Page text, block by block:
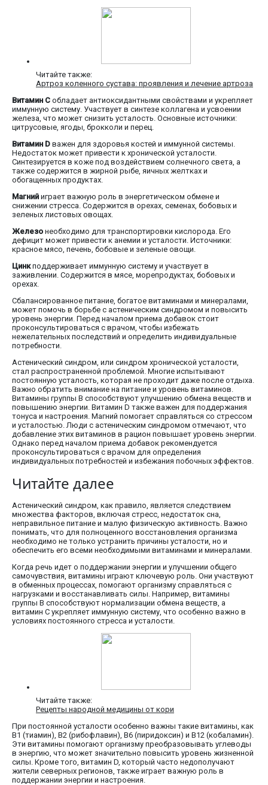
Читайте также:
Артроз коленного сустава: проявления и лечение артроза
Витамин C обладает антиоксидантными свойствами и укрепляет
иммунную систему. Участвует в синтезе коллагена и усвоении
железа, что может снизить усталость. Основные источники:
цитрусовые, ягоды, брокколи и перец.
Витамин D важен для здоровья костей и иммунной системы.
Недостаток может привести к хронической усталости.
Синтезируется в коже под воздействием солнечного света, а
также содержится в жирной рыбе, яичных желтках и
обогащенных продуктах.
Магний играет важную роль в энергетическом обмене и
снижении стресса. Содержится в орехах, семенах, бобовых и
зеленых листовых овощах.
Железо необходимо для транспортировки кислорода. Его
дефицит может привести к анемии и усталости. Источники:
красное мясо, печень, бобовые и зеленые овощи.
Цинкподдерживает иммунную систему и участвует в
заживлении. Содержится в мясе, морепродуктах, бобовых и
орехах.
Сбалансированное питание, богатое витаминами и минералами,
может помочь в борьбе с астеническим синдромом и повысить
уровень энергии. Перед началом приема добавок стоит
проконсультироваться с врачом, чтобы избежать
нежелательных последствий и определить индивидуальные
потребности.
Астенический синдром, или синдром хронической усталости,
стал распространенной проблемой. Многие испытывают
постоянную усталость, которая не проходит даже после отдыха.
Важно обратить внимание на питание и уровень витаминов.
Витамины группы B способствуют улучшению обмена веществ и
повышению энергии. Витамин D также важен для поддержания
тонуса и настроения. Магний помогает справляться со стрессом
и усталостью. Люди с астеническим синдромом отмечают, что
добавление этих витаминов в рацион повышает уровень энергии.
Однако перед началом приема добавок рекомендуется
проконсультироваться с врачом для определения
индивидуальных потребностей и избежания побочных эффектов.
Читайте далее
Астенический синдром, как правило, является следствием
множества факторов, включая стресс, недостаток сна,
неправильное питание и малую физическую активность. Важно
понимать, что для полноценного восстановления организма
необходимо не только устранить причины усталости, но и
обеспечить его всеми необходимыми витаминами и минералами.
Когда речь идет о поддержании энергии и улучшении общего
самочувствия, витамины играют ключевую роль. Они участвуют
в обменных процессах, помогают организму справляться с
нагрузками и восстанавливать силы. Например, витамины
группы B способствуют нормализации обмена веществ, а
витамин C укрепляет иммунную систему, что особенно важно в
условиях постоянного стресса и усталости.
Читайте также:
Рецепты народной медицины от кори
При постоянной усталости особенно важны такие витамины, как
B1 (тиамин), B2 (рибофлавин), B6 (пиридоксин) и B12 (кобаламин).
Эти витамины помогают организму преобразовывать углеводы
в энергию, что может значительно повысить уровень жизненной
силы. Кроме того, витамин D, который часто недополучают
жители северных регионов, также играет важную роль в
поддержании энергии и настроения.